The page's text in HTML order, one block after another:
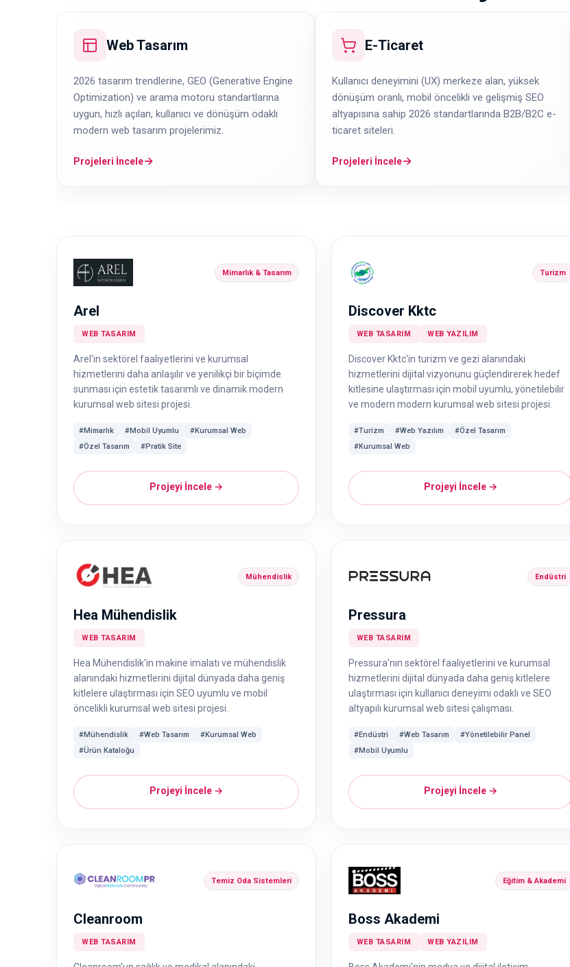
Web Tasarım
2026 tasarım trendlerine, GEO (Generative Engine
Optimization) ve arama motoru standartlarına
uygun, hızlı açılan, kullanıcı ve dönüşüm odaklı
modern web tasarım projelerimiz.
Projeleri İncele→
E-Ticaret
Kullanıcı deneyimini (UX) merkeze alan, yüksek
dönüşüm oranlı, mobil öncelikli ve gelişmiş SEO
altyapısına sahip 2026 standartlarında B2B/B2C e-
ticaret siteleri.
Projeleri İncele→
Mimarlık & Tasarım
Arel
WEB TASARIM
Arel'in sektörel faaliyetlerini ve kurumsal
hizmetlerini daha anlaşılır ve yenilikçi bir biçimde
sunması için estetik tasarımlı ve dinamik modern
kurumsal web sitesi projesi.
#Mimarlık #Mobil Uyumlu
#Kurumsal Web
#Özel Tasarım
#Pratik Site
Projeyi İncele →
Turizm
Discover Kktc
WEB TASARIM WEB YAZILIM
Discover Kktc'in turizm ve gezi alanındaki
hizmetlerini dijital vizyonunu güçlendirerek hedef
kitlesine ulaştırması için mobil uyumlu, yönetilebilir
ve modern modern kurumsal web sitesi projesi.
#Turizm #Web Yazılım
#Özel Tasarım
#Kurumsal Web
Projeyi İncele →
Mühendislik
Hea Mühendislik
WEB TASARIM
Hea Mühendislik'in makine imalatı ve mühendislik
alanındaki hizmetlerini dijital dünyada daha geniş
kitlelere ulaştırması için SEO uyumlu ve mobil
öncelikli kurumsal web sitesi projesi.
#Mühendislik #Web Tasarım
#Kurumsal Web
#Ürün Kataloğu
Projeyi İncele →
Endüstri
Pressura
WEB TASARIM
Pressura'nın sektörel faaliyetlerini ve kurumsal
hizmetlerini dijital dünyada daha geniş kitlelere
ulaştırması için kullanıcı deneyimi odaklı ve SEO
altyapılı kurumsal web sitesi çalışması.
#Endüstri #Web Tasarım
#Yönetilebilir Panel
#Mobil Uyumlu
Projeyi İncele →
Temiz Oda Sistemleri
Cleanroom
WEB TASARIM
Eğitim & Akademi
Boss Akademi
WEB TASARIM WEB YAZILIM